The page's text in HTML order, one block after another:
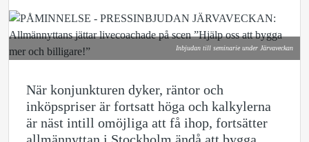
Inbjudan till seminarie under Järvaveckan
När konjunkturen dyker, räntor och
inköpspriser är fortsatt höga och kalkylerna
är näst intill omöjliga att få ihop, fortsätter